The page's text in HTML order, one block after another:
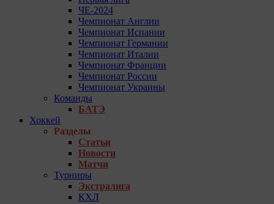
ЧЕ-2024
Чемпионат Англии
Чемпионат Испании
Чемпионат Германии
Чемпионат Италии
Чемпионат Франции
Чемпионат России
Чемпионат Украины
Команды
БАТЭ
Хоккей
Разделы
Статьи
Новости
Матчи
Турниры
Экстралига
КХЛ